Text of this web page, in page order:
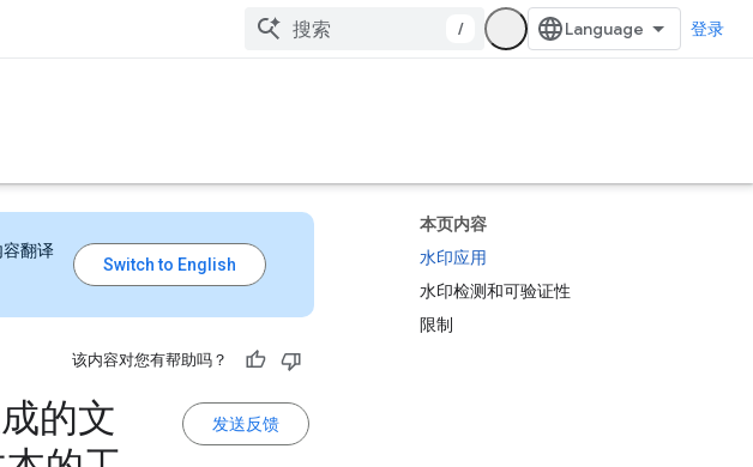
/ 登录
本页内容
水印应用
水印检测和可验证性
限制
容翻译
该内容对您有帮助吗？
发送反馈
的文